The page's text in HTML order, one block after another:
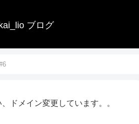
kai_lio ブログ
ドメイン変更しています。。